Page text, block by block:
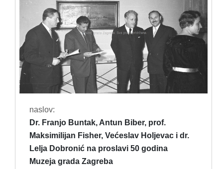
naslov:
Dr. Franjo Buntak, Antun Biber, prof.
Maksimilijan Fisher, Većeslav Holjevac i dr.
Lelja Dobronić na proslavi 50 godina
Muzeja grada Zagreba